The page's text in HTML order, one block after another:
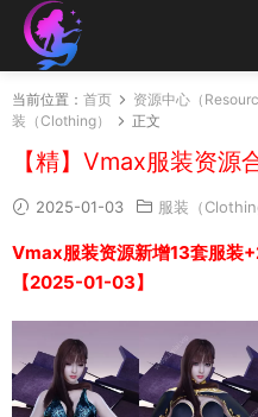
当前位置： 首页 资源中心（
装（Clothing）
正文
【精】Vmax服装资源
2025-01-03 服装（
Vmax服装资源新增13套服装
【2025-01-03】